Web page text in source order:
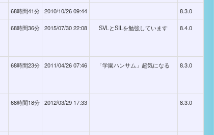
68時間41分 2010/10/26 09:44 8.3.0
68時間36分 2015/07/30 22:08 SVLとSILを勉強しています 8.4.0
68時間23分 2011/04/26 07:46 「学園ハンサム」超気になる 8.3.0
68時間18分 2012/03/29 17:33 8.3.0